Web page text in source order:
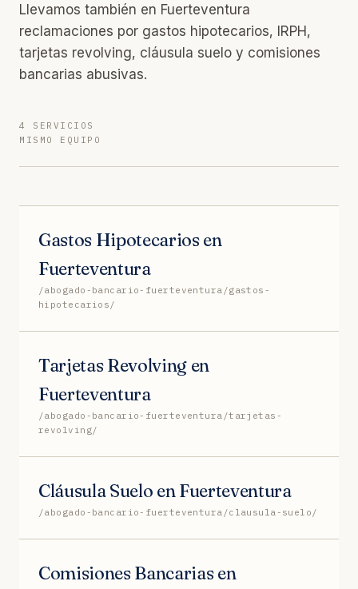
Llevamos también en Fuerteventura
reclamaciones por gastos hipotecarios, IRPH,
tarjetas revolving, cláusula suelo y comisiones
bancarias abusivas.
4 SERVICIOS
MISMO EQUIPO
Gastos Hipotecarios en
Fuerteventura
/abogado-bancario-fuerteventura/gastos-
hipotecarios/
Tarjetas Revolving en
Fuerteventura
/abogado-bancario-fuerteventura/tarjetas-
revolving/
Cláusula Suelo en Fuerteventura
/abogado-bancario-fuerteventura/clausula-suelo/
Comisiones Bancarias en